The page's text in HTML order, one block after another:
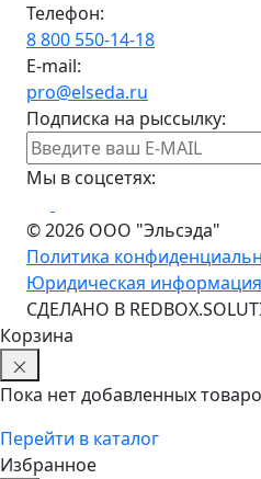
Телефон:
8 800 550-14-18
E-mail:
pro@elseda.ru
Подписка на рыссылку:
Мы в соцсетях:
© 2026 ООО "Эльсэда"
Политика
Юридическая информация
CДЕЛАНО В
Корзина
Пока нет добавленных
Перейти в каталог
Избранное